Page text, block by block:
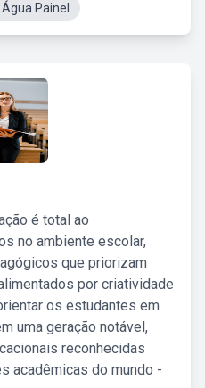
Painel
é total ao
no ambiente escolar,
que priorizam
por criatividade
os estudantes em
uma geração notável,
reconhecidas
acadêmicas do mundo -